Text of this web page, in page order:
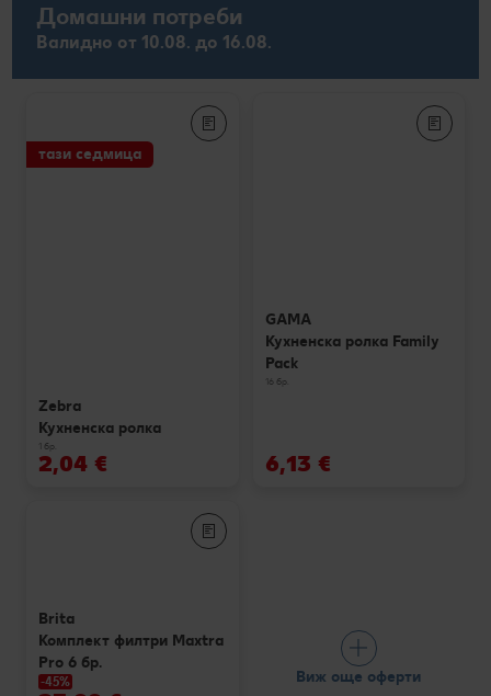
Домашни потреби
Валидно от 10.08. до 16.08.
тази седмица
Zebra
Кухненска ролка
1 бр.
2,04 €
GAMA
Кухненска ролка Family
Pack
16 бр.
6,13 €
Brita
Комплект филтри Maxtra
Pro 6 бр.
-45% Виж още оферти